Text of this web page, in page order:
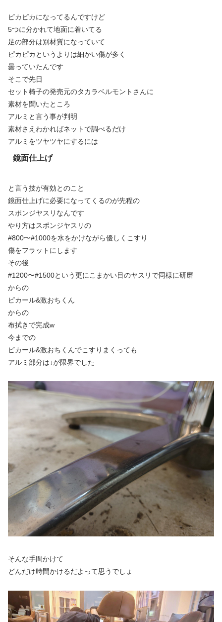
ピカピカになってるんですけど
5つに分かれて地面に着いてる
足の部分は別材質になっていて
ピカピカというよりは細かい傷が多く
曇っていたんです
そこで先日
セット椅子の発売元のタカラベルモントさんに
素材を聞いたところ
アルミと言う事が判明
素材さえわかればネットで調べるだけ
アルミをツヤツヤにするには
鏡面仕上げ
と言う技が有効とのこと
鏡面仕上げに必要になってくるのが先程の
スポンジヤスリなんです
やり方はスポンジヤスリの
#800〜#1000を水をかけながら優しくこすり
傷をフラットにします
その後
#1200〜#1500という更にこまかい目のヤスリで同様に研磨
からの
ピカール&激おちくん
からの
布拭きで完成w
今までの
ピカール&激おちくんでこすりまくっても
アルミ部分は↓が限界でした
そんな手間かけて
どんだけ時間かけるだよって思うでしょ